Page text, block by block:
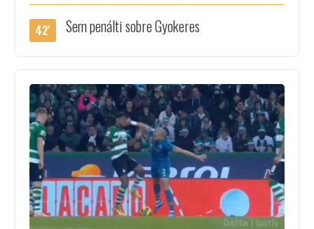
42' Sem penálti sobre Gyokeres
Créditos | SportTv